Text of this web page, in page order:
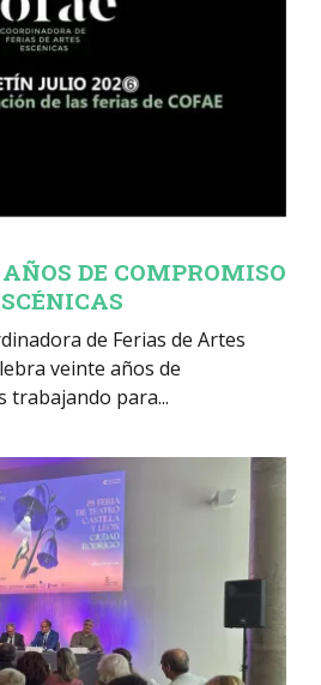
DE COMPROMISO
de Ferias de Artes
veinte años de
trabajando para...